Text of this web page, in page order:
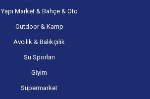
Yapı Market & Bahçe & Oto
Outdoor & Kamp
Avcılık & Balıkçılık
Su Sporları
Giyim
Süpermarket